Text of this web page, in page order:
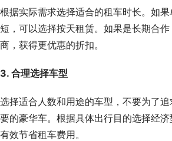
根据实际需求选择适合的租车时长。如
短，可以选择按天租赁。如果是长期合
商，获得更优惠的折扣。
3. 合理选择车型
选择适合人数和用途的车型，不要为了
要的豪华车。根据具体出行目的选择经
有效节省租车费用。